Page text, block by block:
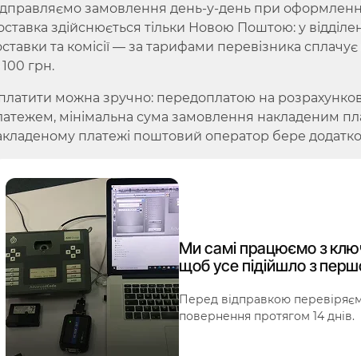
замовлення день-у-день при
здійснюється тільки Новою Поштою: у
та комісії — за тарифами перевізника
грн.
можна зручно: передоплатою на
мінімальна сума замовлення накладеним
платежі поштовий оператор бере
Ми самі працюємо з
щоб усе підійшло з
Перед відправкою
повернення протягом 14 днів.